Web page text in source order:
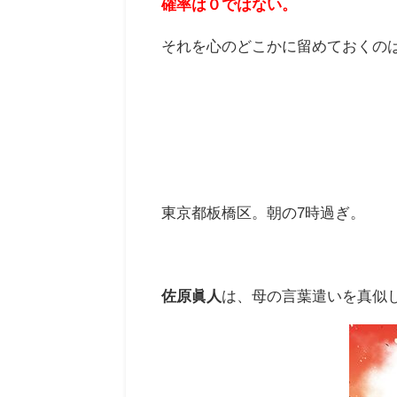
確率は０ではない。
それを心のどこかに留めておくの
東京都板橋区。朝の7時過ぎ。
佐原眞人 は、母の言葉遣いを真似